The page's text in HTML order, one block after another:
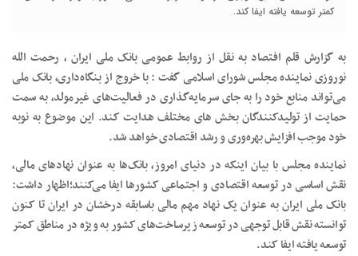
کمتر توسعه یافته ایفا کند.
به گزارش قلم افتصاد به نقل از روابط عمومی بانک ملی ایران ، رحمت الله
نوروزی نماینده مجلس شورای اسلامی گفت : با خروج از بنگاه‌داری، بانک ملی
می‌تواند منابع خود را به جای سرمایه‌گذاری در فعالیت‌های غیرمولد، به سمت
حمایت از تولیدکنندگان بخش های مختلف هدایت کند. این موضوع به نوبه
خود موجب افزایش بهره‌وری و رشد اقتصادی خواهد شد.
نماینده مجلس با بیان اینکه در دنیای امروز، بانک‌ها به عنوان نهادهای مالی،
نقش اساسی در توسعه اقتصادی و اجتماعی کشورها ایفا می‌کنند؛اظهار داشت:
بانک ملی ایران به عنوان یک نهاد مهم مالی باسابقه درخشان در ایران تا کنون
توانسته نقش قابل توجهی در توسعه زیرساخت‌های کشور به ویژه در مناطق کمتر
توسعه یافته ایفا کند.